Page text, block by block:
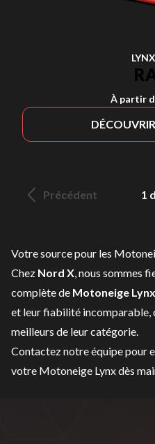
À partir
Précédent 1
Votre source pour les
Chez Nord X, nous sommes
complète de Motoneige Lynx
et leur fiabilité incomparable,
meilleurs de leur catégorie.
Contactez notre équipepour
votre Motoneige Lynx dès